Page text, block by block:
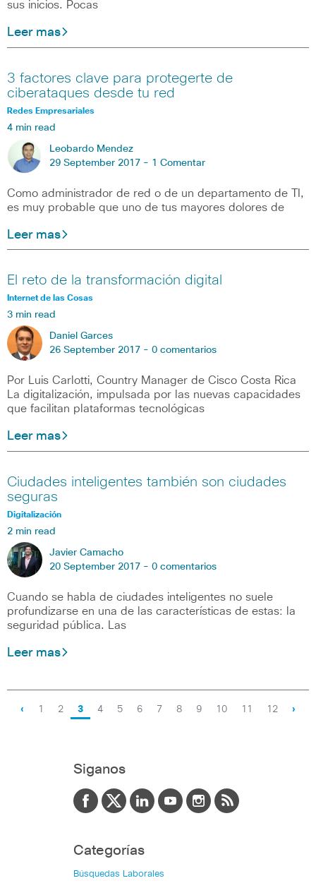
sus inicios. Pocas
Leer mas
3 factores clave para protegerte de
ciberataques desde tu red
Redes Empresariales
4 min read
Leobardo Mendez
29 September 2017 - 1 Comentar
Como administrador de red o de un departamento de TI,
es muy probable que uno de tus mayores dolores de
Leer mas
El reto de la transformación digital
Internet de las Cosas
3 min read
Daniel Garces
26 September 2017 - 0 comentarios
Por Luis Carlotti, Country Manager de Cisco Costa Rica
La digitalización, impulsada por las nuevas capacidades
que facilitan plataformas tecnológicas
Leer mas
Ciudades inteligentes también son ciudades
seguras
Digitalización
2 min read
Javier Camacho
20 September 2017 - 0 comentarios
Cuando se habla de ciudades inteligentes no suele
profundizarse en una de las características de estas: la
seguridad pública. Las
Leer mas
‹ 1 2 3 4 5 6 7 8 9 10 11 12 ›
Siganos
Categorías
Búsquedas Laborales